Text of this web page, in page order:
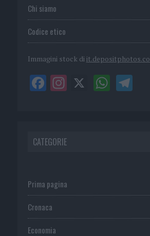
Chi siamo
Codice etico
Immagini stock di
CATEGORIE
Prima pagina
Cronaca
Economia